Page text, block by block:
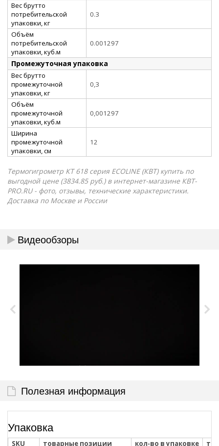
Вес брутто
потребительской
упаковки, кг
0.3
Объём
потребительской
упаковки, куб.м
0.001297
Промежуточная упаковка
Вес брутто
промежуточной
упаковки, кг
0,3
Объём
промежуточной
упаковки, куб.м
0,001297
Ширина
промежуточной
упаковки, см
12
Термогигрометр КТ 618 серия ECOLINE (КВТ) купить по
выгодной цене (3834.85 руб.) в интернет-магазине КВТ-
PRO.RU - фото, отзывы, технические характеристики.
Доставка по Москве и России
Видеообзоры
Полезная информация
Упаковка
SKU товарные позиции кол-во в упаковке